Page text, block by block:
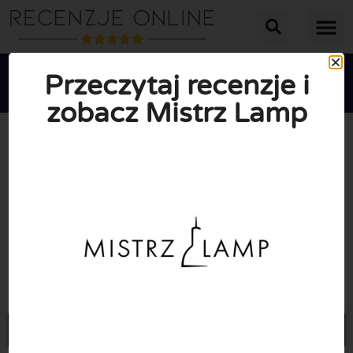
 
Przeczytaj recenzje i
zobacz Mistrz Lamp